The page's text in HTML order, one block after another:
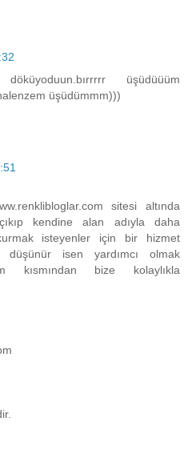
üşüdüüüm
üşüdümmm)))
sitesi altında
kendine alan adıyla daha
isteyenler için bir hizmet
düşünür isen yardımcı olmak
kısmından bize kolaylıkla